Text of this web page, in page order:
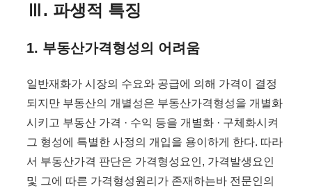
Ⅲ. 파생적 특징
1. 부동산가격형성의 어려움
일반재화가 시장의 수요와 공급에 의해 가격이 결정
되지만 부동산의 개별성은 부동산가격형성을 개별화
시키고 부동산 가격 · 수익 등을 개별화 · 구체화시켜
그 형성에 특별한 사정의 개입을 용이하게 한다. 따라
서 부동산가격 판단은 가격형성요인, 가격발생요인
및 그에 따른 가격형성원리가 존재하는바 전문인의